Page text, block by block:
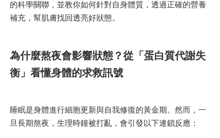
的科學關聯，並教你如何針對自身體質，透過正確的營養
補充，幫肌膚找回透亮好狀態。
為什麼熬夜會影響狀態？從「蛋白質代謝失
衡」看懂身體的求救訊號
睡眠是身體進行細胞更新與自我修復的黃金期。然而，一
旦長期熬夜，生理時鐘被打亂，會引發以下連鎖反應：